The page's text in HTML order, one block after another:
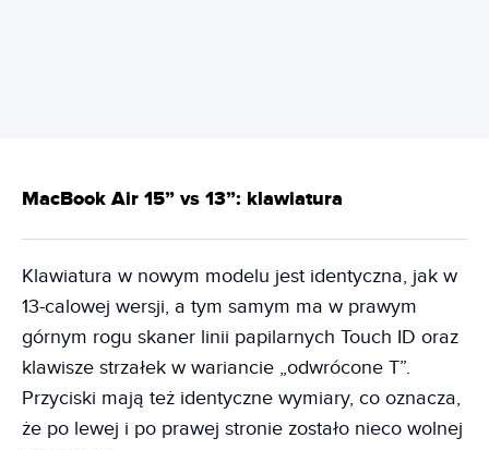
MacBook Air 15” vs 13”: klawiatura
Klawiatura w nowym modelu jest identyczna, jak w
13-calowej wersji, a tym samym ma w prawym
górnym rogu skaner linii papilarnych Touch ID oraz
klawisze strzałek w wariancie „odwrócone T”.
Przyciski mają też identyczne wymiary, co oznacza,
że po lewej i po prawej stronie zostało nieco wolnej